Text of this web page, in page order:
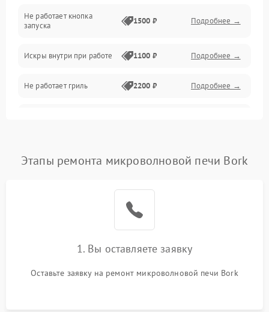
Нагрев и приготовление
Программное обеспечение
Не работает кнопка
запуска
1500 ₽ Подробнее →
Искры внутри при работе 1100 ₽ Подробнее →
Не работает гриль 2200 ₽ Подробнее →
Появление запаха гари Подробнее →
2200 ₽
Не работают сенсорные
Этапы ремонта микроволновой печи Bork
1. Вы оставляете заявку
Оставьте заявку на ремонт микроволновой печи Bork